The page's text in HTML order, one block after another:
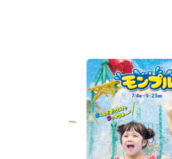
Previous